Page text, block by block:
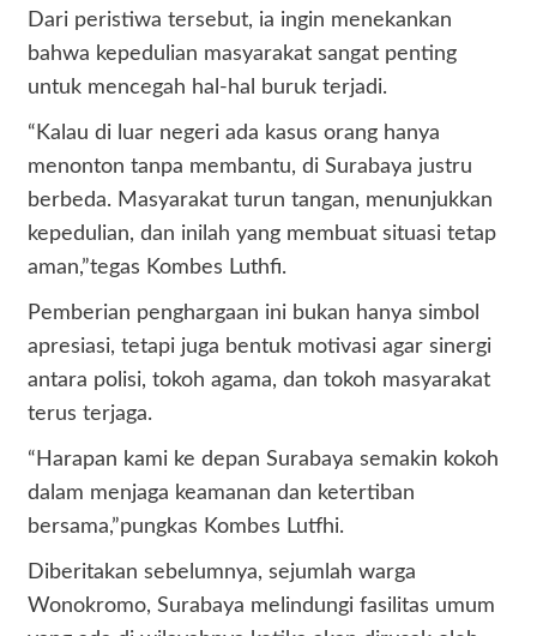
Dari peristiwa tersebut, ia ingin menekankan
bahwa kepedulian masyarakat sangat penting
untuk mencegah hal-hal buruk terjadi.
“Kalau di luar negeri ada kasus orang hanya
menonton tanpa membantu, di Surabaya justru
berbeda. Masyarakat turun tangan, menunjukkan
kepedulian, dan inilah yang membuat situasi tetap
aman,”tegas Kombes Luthfi.
Pemberian penghargaan ini bukan hanya simbol
apresiasi, tetapi juga bentuk motivasi agar sinergi
antara polisi, tokoh agama, dan tokoh masyarakat
terus terjaga.
“Harapan kami ke depan Surabaya semakin kokoh
dalam menjaga keamanan dan ketertiban
bersama,”pungkas Kombes Lutfhi.
Diberitakan sebelumnya, sejumlah warga
Wonokromo, Surabaya melindungi fasilitas umum